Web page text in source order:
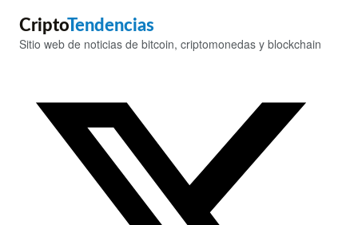
CriptoTendencias
Sitio web de noticias de bitcoin, criptomonedas y blockchain